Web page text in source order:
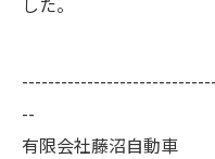
--
有限会社藤沼自動車